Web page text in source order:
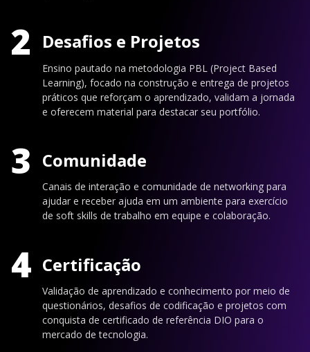
2 Desafios e Projetos
Ensino pautado na metodologia PBL (Project Based
Learning), focado na construção e entrega de projetos
práticos que reforçam o aprendizado, validam a jornada
e oferecem material para destacar seu portfólio.
3 Comunidade
Canais de interação e comunidade de networking para
ajudar e receber ajuda em um ambiente para exercício
de soft skills de trabalho em equipe e colaboração.
4 Certificação
Validação de aprendizado e conhecimento por meio de
questionários, desafios de codificação e projetos com
conquista de certificado de referência DIO para o
mercado de tecnologia.